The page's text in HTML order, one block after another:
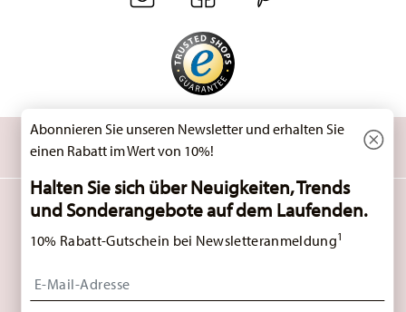
ENTDECKEN SIE UNSERE MARKEN
Design & Funktionalität für Ihr Zuhause
HOMEPAGE AGB DATENSCHUTZHINWEISE
IMPRESSUM
COOKIE-EINWILLIGUNG ÄNDERN
*ALLE PREISE INKL. MWST. UNDZZGL. VERSANDKOSTEN.
NICHT MÖGLICH. DER GUTSCHEIN IST NICHT IM NACHHINEIN VERRECHENBAR. KEINE
BARAUSZAHLUNG, RESTBETRAG VERFÄLLT.
© 2025 ROSENTHAL GMBH. ALL RIGHTS RESERVED
Abonnieren Sie unseren Newsletter und erhalten Sie
einen Rabatt im Wert von 10%!
Halten Sie sich über Neuigkeiten, Trends
und Sonderangebote auf dem Laufenden.
10% Rabatt-Gutschein bei Newsletteranmeldung1